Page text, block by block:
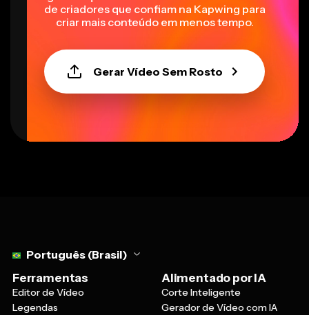
de criadores que confiam na Kapwing para
criar mais conteúdo em menos tempo.
Gerar Vídeo Sem Rosto
Português (Brasil)
Ferramentas
Editor de Vídeo
Legendas
Alimentado por IA
Corte Inteligente
Gerador de Vídeo com IA